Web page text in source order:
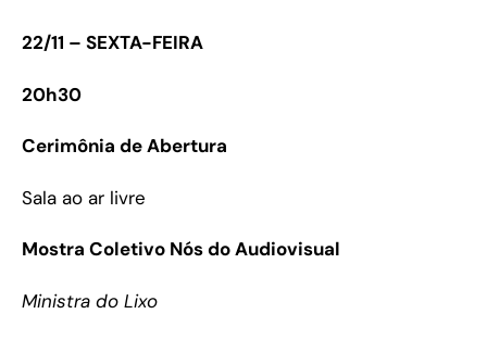
22/11 – SEXTA-FEIRA
20h30
Cerimônia de Abertura
Sala ao ar livre
Mostra Coletivo Nós do Audiovisual
Ministra do Lixo